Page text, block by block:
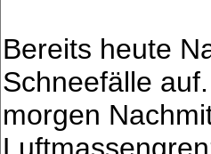
Bereits heute
Schneefälle
morgen